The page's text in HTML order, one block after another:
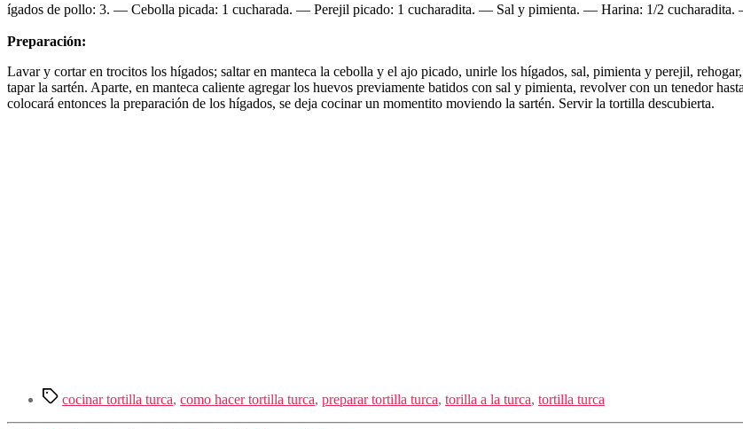
ígados de pollo: 3. — Cebolla picada: 1 cucharada. — Perejil picado: 1 cucharadita. — Sal y pimienta. — Harina: 1/2
Preparación:
Lavar y cortar en trocitos los hígados; saltar en manteca la cebolla y el ajo picado, unirle los hígados, sal, pimienta y perejil,
tapar la sartén. Aparte, en manteca caliente agregar los huevos previamente batidos con sal y pimienta, revolver con un tenedor
colocará entonces la preparación de los hígados, se deja cocinar un momentito moviendo la sartén. Servir la tortilla descubierta.
Etiquetas
cocinar tortilla turca, como hacer tortilla turca, preparar tortilla turca, torilla a la turca, tortilla turca